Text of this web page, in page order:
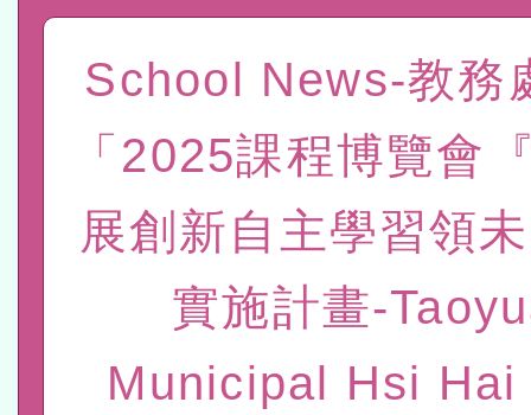
進學校輔導計畫師資專業
計畫
民族教育政策研討會「原
趨勢與發展」
轉知教育部國民及學前教
政府教育局辦理「115年
研習實施計畫－夢的N次
函轉國立臺灣師範大學辦
臺北學習中心115年度第2
班」招生簡章及EDM
轉知有關國立成功大學辦
共融平台-教案暨教學示範
教育部國民及學前教育署
COVID-19疫苗接種計畫
擴大為「滿6個月以上尚
轉知經濟部水利署委託財
研究院辦理「115年表揚
115年8月22日(星期六)辦
School News-教務
「2025課程博覽會
展創新自主學習領
實施計畫-
Municipal Hsi Hai